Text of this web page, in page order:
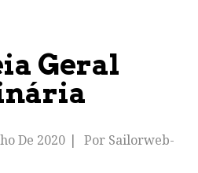
Geral
De 2020 Por Sailorweb-